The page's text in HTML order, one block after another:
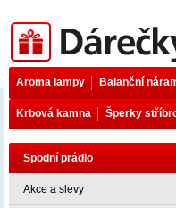
Dárečky.cz
Aroma lampy Balanční
Krbová kamna Šperky
Spodní prádlo
Akce a slevy